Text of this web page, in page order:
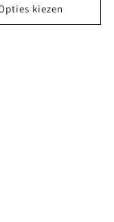
kiezen